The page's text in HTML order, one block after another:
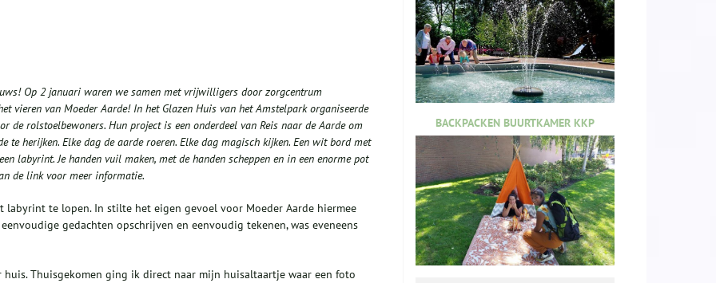
Op 2 januari waren we samen met vrijwilligers door zorgcentrum
vieren van Moeder Aarde! In het Glazen Huis van het Amstelpark organiseerde
de rolstoelbewoners. Hun project is een onderdeel van Reis naar de Aarde om
te herijken. Elke dag de aarde roeren. Elke dag magisch kijken. Een wit bord met
labyrint. Je handen vuil maken, met de handen scheppen en in een enorme pot
de link voor meer informatie.
te lopen. In stilte het eigen gevoel voor Moeder Aarde hiermee
gedachten opschrijven en eenvoudig tekenen, was eveneens
Thuisgekomen ging ik direct naar mijn huisaltaartje waar een foto
BACKPACKEN BUURTKAMER KKP